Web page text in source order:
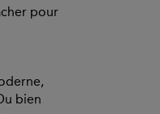
pour
bien